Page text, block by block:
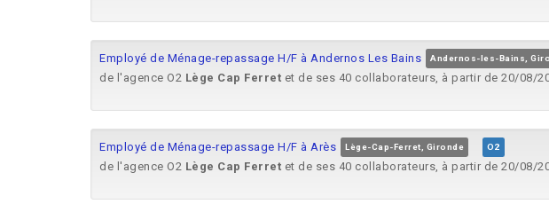
Employé de Ménage-repassage H/F à Andernos Les Bains Andernos-les-Bains,
de l'agence O2 Lège Cap Ferret et de ses 40 collaborateurs, à partir de 20/08/
Employé de Ménage-repassage H/F à Arès Lège-Cap-Ferret, Gironde O2
de l'agence O2 Lège Cap Ferret et de ses 40 collaborateurs, à partir de 20/08/